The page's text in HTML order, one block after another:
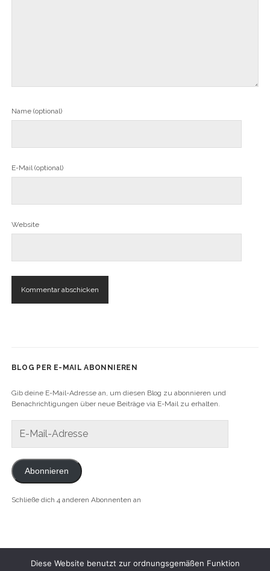
Name (optional)
E-Mail (optional)
Website
BLOG PER E-MAIL ABONNIEREN
Gib deine E-Mail-Adresse an, um diesen Blog zu abonnieren und
Benachrichtigungen über neue Beiträge via E-Mail zu erhalten.
Mail-
Adresse
Abonnieren
Schließe dich 4 anderen Abonnenten an
Diese Website benutzt zur ordnungsgemäßen Funktion